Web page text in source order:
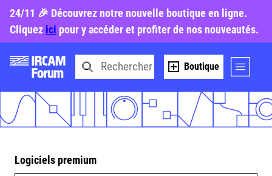
24/11 🎉 Découvrez notre nouvelle boutique en ligne.
Cliquez ici pour y accéder et profiter de nos nouveautés.
Boutique
Logiciels premium